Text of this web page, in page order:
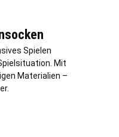
Spielen
Mit
Materialien –